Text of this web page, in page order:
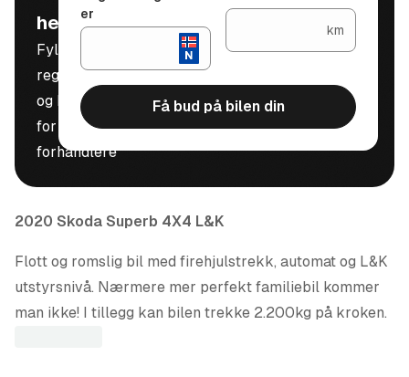
helt gratis
Fyll inn
registreringsnummer
og kilometerstand
for å motta bud fra
forhandlere
er
km
Få bud på bilen din
2020 Skoda Superb 4X4 L&K
Flott og romslig bil med firehjulstrekk, automat og L&K
utstyrsnivå. Nærmere mer perfekt familiebil kommer
man ikke! I tillegg kan bilen trekke 2.200kg på kroken.